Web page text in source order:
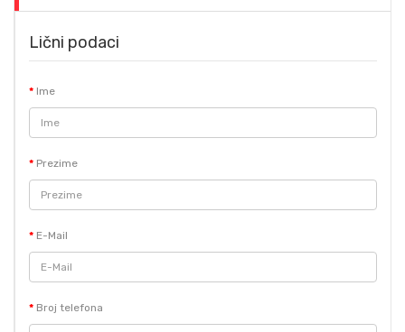
Lični podaci
Ime
Prezime
E-Mail
Broj telefona